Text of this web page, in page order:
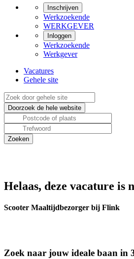
Inschrijven
Werkzoekende
WERKGEVER
Inloggen
Werkzoekende
Werkgever
Vacatures
Gehele site
Helaas, deze vacature is
Scooter Maaltijdbezorger bij Flink
Zoek naar jouw ideale baan in